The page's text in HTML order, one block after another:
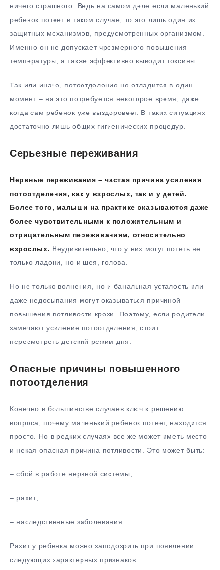
ничего страшного. Ведь на самом деле если маленький
ребенок потеет в таком случае, то это лишь один из
защитных механизмов, предусмотренных организмом.
Именно он не допускает чрезмерного повышения
температуры, а также эффективно выводит токсины.
Так или иначе, потоотделение не отладится в один
момент – на это потребуется некоторое время, даже
когда сам ребенок уже выздоровеет. В таких ситуациях
достаточно лишь общих гигиенических процедур.
Серьезные переживания
Нервные переживания – частая причина усиления
потоотделения, как у взрослых, так и у детей.
Более того, малыши на практике оказываются даже
более чувствительными к положительным и
отрицательным переживаниям, относительно
взрослых. Неудивительно, что у них могут потеть не
только ладони, но и шея, голова.
Но не только волнения, но и банальная усталость или
даже недосыпания могут оказываться причиной
повышения потливости крохи. Поэтому, если родители
замечают усиление потоотделения, стоит
пересмотреть детский режим дня.
Опасные причины повышенного
потоотделения
Конечно в большинстве случаев ключ к решению
вопроса, почему маленький ребенок потеет, находится
просто. Но в редких случаях все же может иметь место
и некая опасная причина потливости. Это может быть:
– сбой в работе нервной системы;
– рахит;
– наследственные заболевания.
Рахит у ребенка можно заподозрить при появлении
следующих характерных признаков: